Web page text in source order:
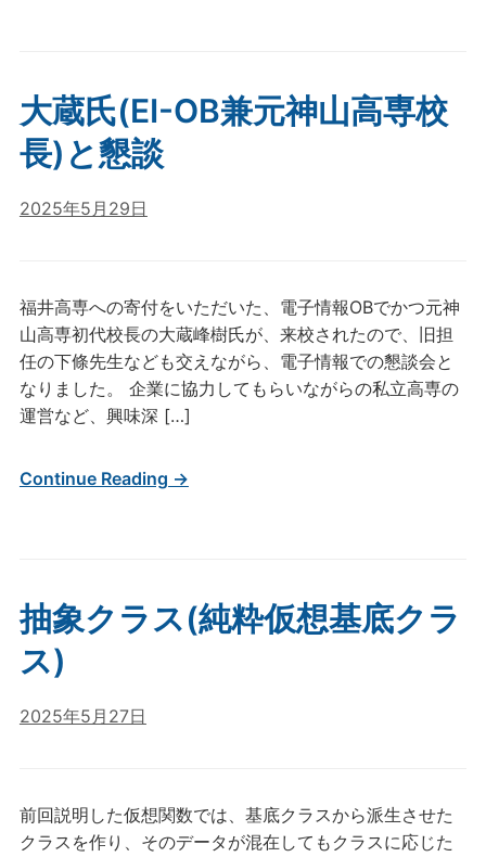
大蔵氏(EI-OB兼元神山高専校
長)と懇談
2025年5月29日
福井高専への寄付をいただいた、電子情報OBでかつ元神
山高専初代校長の大蔵峰樹氏が、来校されたので、旧担
任の下條先生なども交えながら、電子情報での懇談会と
なりました。 企業に協力してもらいながらの私立高専の
運営など、興味深 […]
Continue Reading →
抽象クラス(純粋仮想基底クラ
ス)
2025年5月27日
前回説明した仮想関数では、基底クラスから派生させた
クラスを作り、そのデータが混在してもクラスに応じた